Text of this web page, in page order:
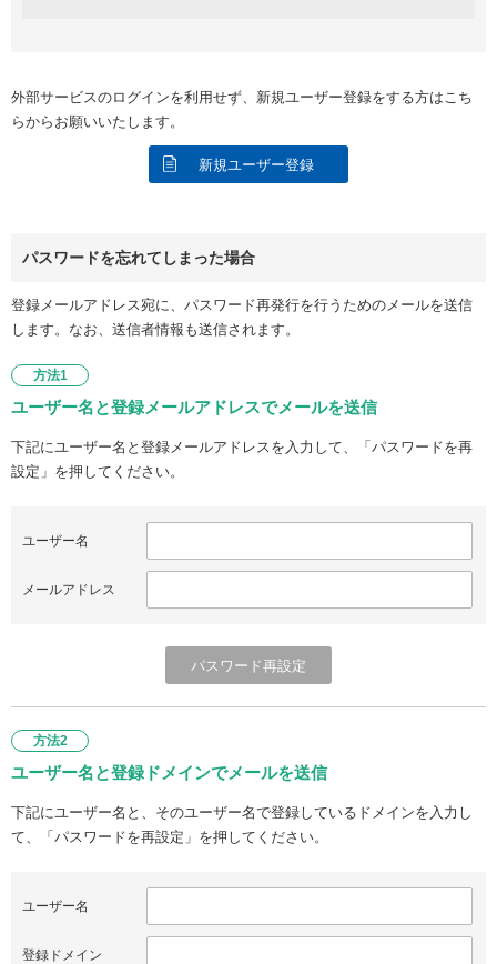
外部サービスのログインを利用せず、新規ユーザー登録をする方はこち
らからお願いいたします。
新規ユーザー登録
パスワードを忘れてしまった場合
登録メールアドレス宛に、パスワード再発行を行うためのメールを送信
します。なお、送信者情報も送信されます。
方法1
ユーザー名と登録メールアドレスでメールを送信
下記にユーザー名と登録メールアドレスを入力して、「パスワードを再
設定」を押してください。
ユーザー名
メールアドレス
方法2
ユーザー名と登録ドメインでメールを送信
下記にユーザー名と、そのユーザー名で登録しているドメインを入力し
て、「パスワードを再設定」を押してください。
ユーザー名
登録ドメイン